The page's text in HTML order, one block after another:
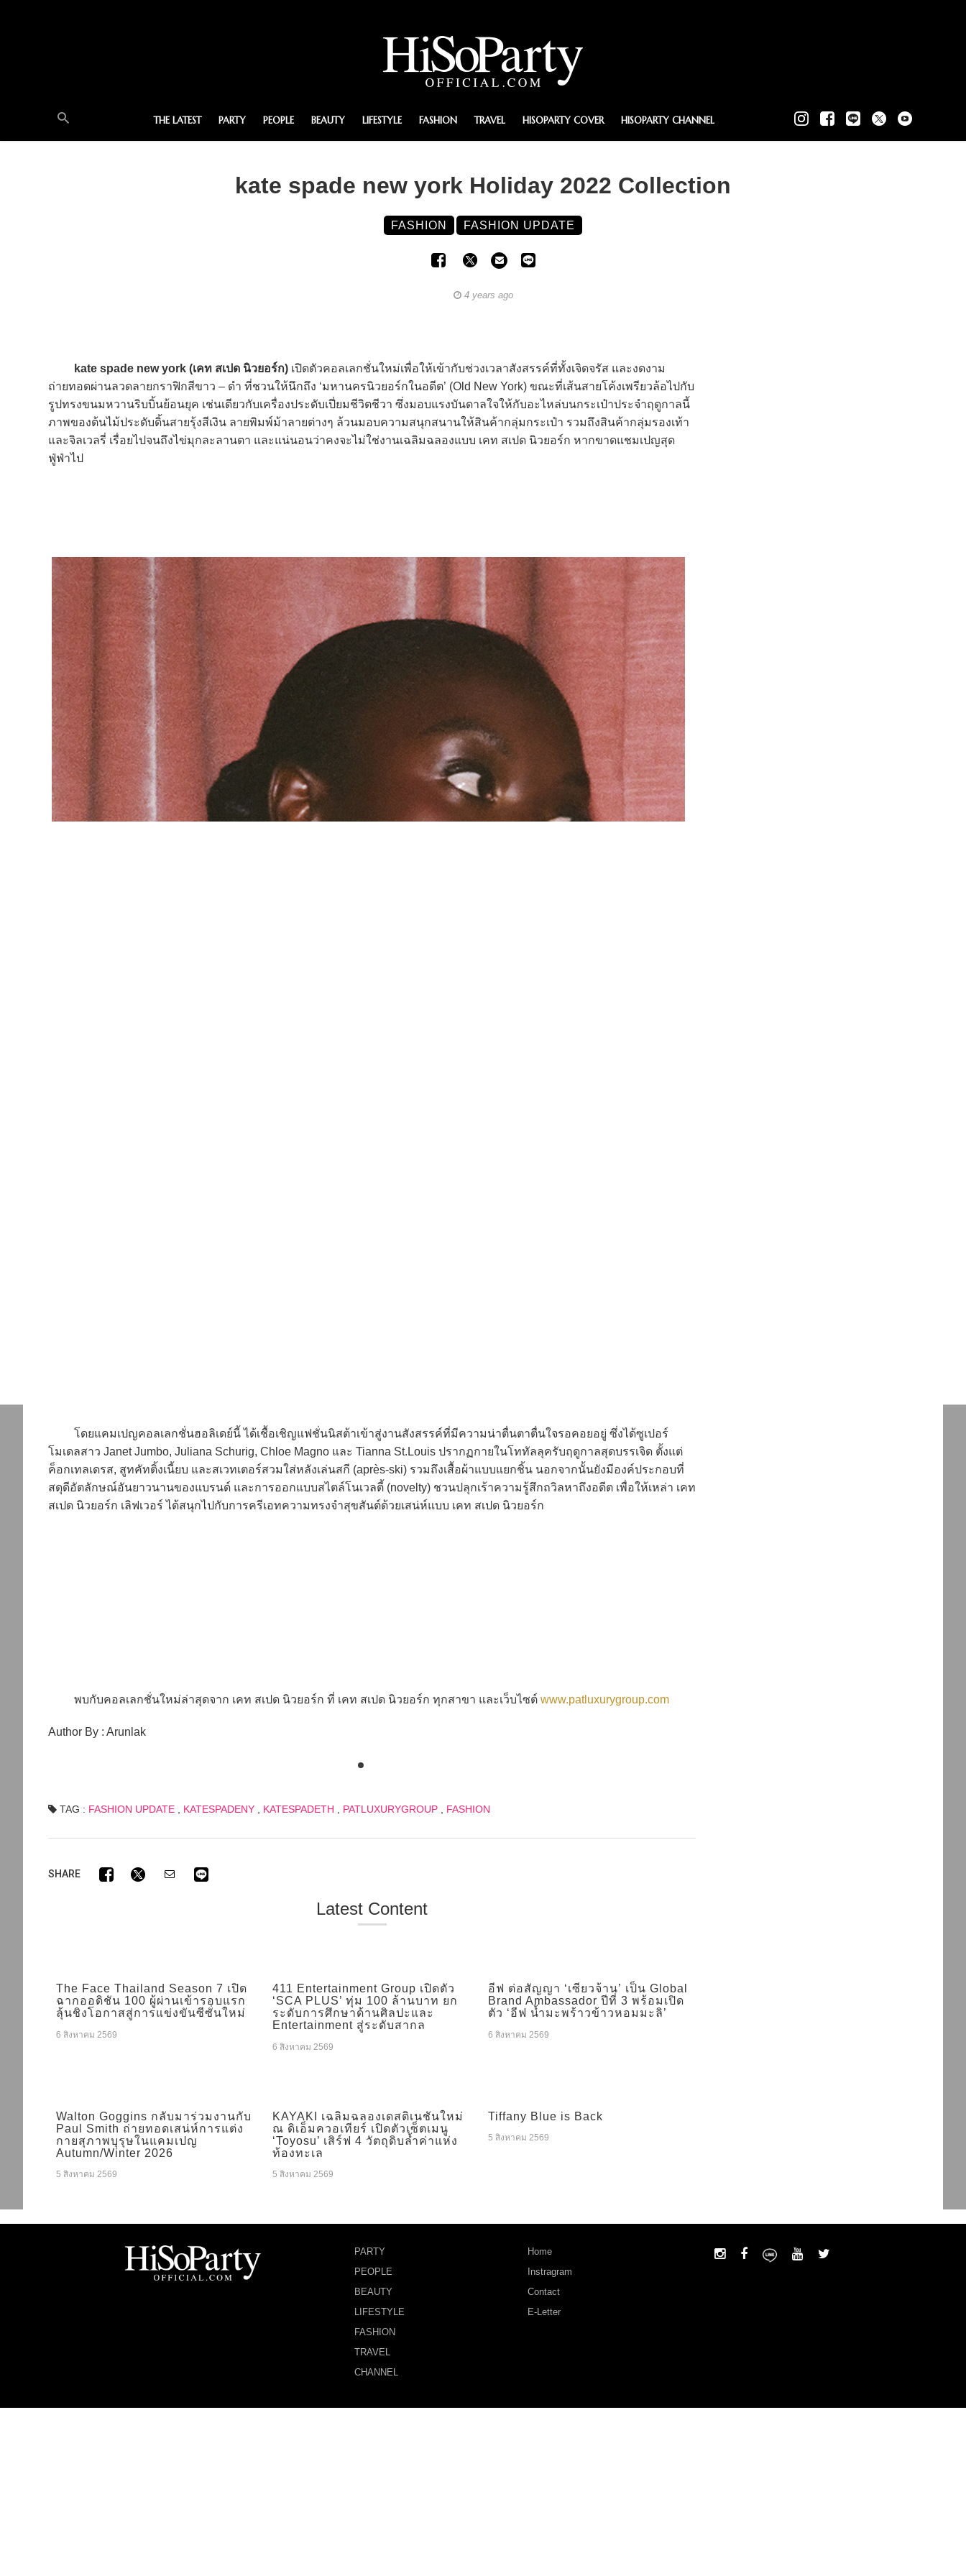
THE LATEST PARTY PEOPLE BEAUTY LIFESTYLE FASHION TRAVEL HISOPARTY COVER HISOPARTY CHANNEL
kate spade new york Holiday 2022 Collection
FASHION FASHION UPDATE
4 years ago
kate spade new york (เคท สเปด นิวยอร์ก) เปิดตัวคอลเลกชั่นใหม่เพื่อให้เข้ากับช่วงเวลาสังสรรค์ที่ทั้งเจิดจรัส และงดงาม
ถ่ายทอดผ่านลวดลายกราฟิกสีขาว – ดำ ที่ชวนให้นึกถึง ‘มหานครนิวยอร์กในอดีต’ (Old New York) ขณะที่เส้นสายโค้งเพรียวล้อไปกับ
รูปทรงขนมหวานริบบิ้นย้อนยุค เช่นเดียวกับเครื่องประดับเปี่ยมชีวิตชีวา ซึ่งมอบแรงบันดาลใจให้กับอะไหล่บนกระเป๋าประจำฤดูกาลนี้
ภาพของต้นไม้ประดับดิ้นสายรุ้งสีเงิน ลายพิมพ์ม้าลายต่างๆ ล้วนมอบความสนุกสนานให้สินค้ากลุ่มกระเป๋า รวมถึงสินค้ากลุ่มรองเท้า
และจิลเวลรี่ เรื่อยไปจนถึงไข่มุกละลานตา และแน่นอนว่าคงจะไม่ใช่งานเฉลิมฉลองแบบ เคท สเปด นิวยอร์ก หากขาดแชมเปญสุด
ฟู่ฟ่าไป
โดยแคมเปญคอลเลกชั่นฮอลิเดย์นี้ ได้เชื้อเชิญแฟชั่นนิสต้าเข้าสู่งานสังสรรค์ที่มีความน่าตื่นตาตื่นใจรอคอยอยู่ ซึ่งได้ซูเปอร์
โมเดลสาว Janet Jumbo, Juliana Schurig, Chloe Magno และ Tianna St.Louis ปรากฏกายในโททัลลุครับฤดูกาลสุดบรรเจิด ตั้งแต่
ค็อกเทลเดรส, สูทคัทติ้งเนี้ยบ และสเวทเตอร์สวมใส่หลังเล่นสกี (après-ski) รวมถึงเสื้อผ้าแบบแยกชิ้น นอกจากนั้นยังมีองค์ประกอบที่
สดุดีอัตลักษณ์อันยาวนานของแบรนด์ และการออกแบบสไตล์โนเวลตี้ (novelty) ชวนปลุกเร้าความรู้สึกถวิลหาถึงอดีต เพื่อให้เหล่า เคท
สเปด นิวยอร์ก เลิฟเวอร์ ได้สนุกไปกับการครีเอทความทรงจำสุขสันต์ด้วยเสน่ห์แบบ เคท สเปด นิวยอร์ก
พบกับคอลเลกชั่นใหม่ล่าสุดจาก เคท สเปด นิวยอร์ก ที่ เคท สเปด นิวยอร์ก ทุกสาขา และเว็บไซต์ www.patluxurygroup.com
Author By : Arunlak
TAG : FASHION UPDATE KATESPADENY KATESPADETH PATLUXURYGROUP FASHION
SHARE
Latest Content
The Face Thailand Season 7 เปิด
ฉากออดิชัน 100 ผู้ผ่านเข้ารอบแรก
ลุ้นชิงโอกาสสู่การแข่งขันซีซั่นใหม่
6 สิงหาคม 2569
411 Entertainment Group เปิดตัว
‘SCA PLUS’ ทุ่ม 100 ล้านบาท ยก
ระดับการศึกษาด้านศิลปะและ
Entertainment สู่ระดับสากล
6 สิงหาคม 2569
อีฟ ต่อสัญญา ‘เซียวจ้าน’ เป็น Global
Brand Ambassador ปีที่ 3 พร้อมเปิด
ตัว ‘อีฟ น้ำมะพร้าวข้าวหอมมะลิ’
6 สิงหาคม 2569
Walton Goggins กลับมาร่วมงานกับ
Paul Smith ถ่ายทอดเสน่ห์การแต่ง
กายสุภาพบุรุษในแคมเปญ
Autumn/Winter 2026
5 สิงหาคม 2569
KAYAKI เฉลิมฉลองเดสติเนชันใหม่
ณ ดิเอ็มควอเทียร์ เปิดตัวเซ็ตเมนู
‘Toyosu’ เสิร์ฟ 4 วัตถุดิบล้ำค่าแห่ง
ท้องทะเล
5 สิงหาคม 2569
Tiffany Blue is Back
5 สิงหาคม 2569
PARTY
PEOPLE
BEAUTY
LIFESTYLE
FASHION
TRAVEL
CHANNEL
Home
Instragram
Contact
E-Letter